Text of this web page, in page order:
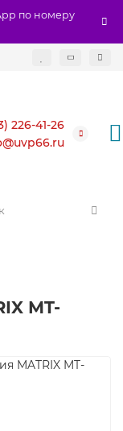
по номеру
226-41-26
MT-